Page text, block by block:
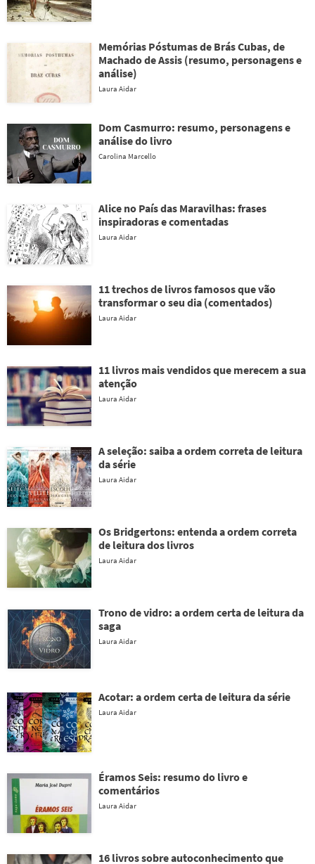
Memórias Póstumas de Brás Cubas, de
Machado de Assis (resumo, personagens e
análise)
Laura Aidar
Dom Casmurro: resumo, personagens e
análise do livro
Carolina Marcello
Alice no País das Maravilhas: frases
inspiradoras e comentadas
Laura Aidar
11 trechos de livros famosos que vão
transformar o seu dia (comentados)
Laura Aidar
11 livros mais vendidos que merecem a sua
atenção
Laura Aidar
A seleção: saiba a ordem correta de leitura
da série
Laura Aidar
Os Bridgertons: entenda a ordem correta
de leitura dos livros
Laura Aidar
Trono de vidro: a ordem certa de leitura da
saga
Laura Aidar
Acotar: a ordem certa de leitura da série
Laura Aidar
Éramos Seis: resumo do livro e
comentários
Laura Aidar
16 livros sobre autoconhecimento que